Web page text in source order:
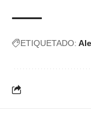
ETIQUETADO: